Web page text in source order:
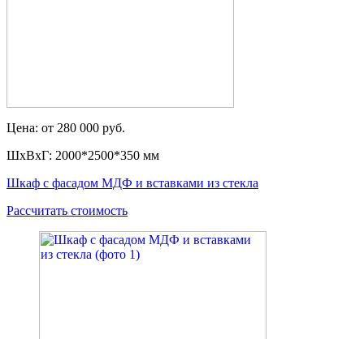
Цена: от 280 000 руб.
ШxВxГ: 2000*2500*350 мм
Шкаф с фасадом МДФ и вставками из стекла
Рассчитать стоимость